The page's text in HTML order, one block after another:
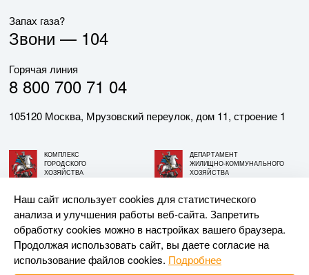
Запах газа?
Звони — 104
Горячая линия
8 800 700 71 04
105120 Москва, Мрузовский переулок, дом 11, строение 1
КОМПЛЕКС
ГОРОДСКОГО
ХОЗЯЙСТВА
ДЕПАРТАМЕНТ
ЖИЛИЩНО-КОММУНАЛЬНОГО
ХОЗЯЙСТВА
© АО «МОСГАЗ», 2026. При использовании материалов
ссылка на сайт обязательна.
Разработка и поддержка —Upriver
Наш сайт использует cookies для статистического
анализа и улучшения работы веб-сайта. Запретить
обработку cookies можно в настройках вашего браузера.
Продолжая использовать сайт, вы даете согласие на
использование файлов cookies. Подробнее